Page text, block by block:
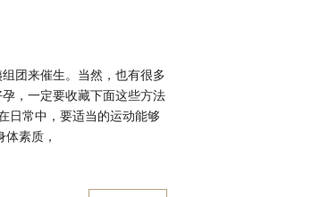
团来催生。当然，也有很多
，一定要收藏下面这些方法
日常中，要适当的运动能够
素质，